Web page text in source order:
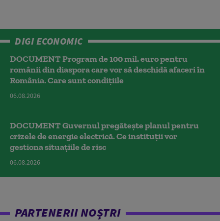
DIGI ECONOMIC
DOCUMENT Program de 100 mil. euro pentru
românii din diaspora care vor să deschidă afaceri în
România. Care sunt condițiile
06.08.2026
DOCUMENT Guvernul pregătește planul pentru
crizele de energie electrică. Ce instituții vor
gestiona situațiile de risc
06.08.2026
PARTENERII NOȘTRI